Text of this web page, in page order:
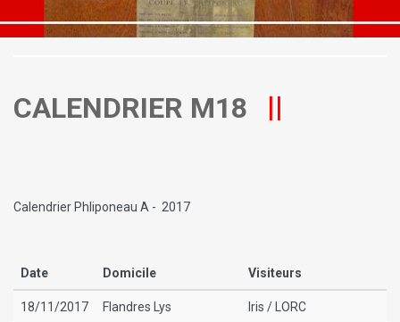
CALENDRIER M18
Calendrier Phliponeau A - 2017
Date Domicile Visiteurs
18/11/2017 Flandres Lys Iris / LORC